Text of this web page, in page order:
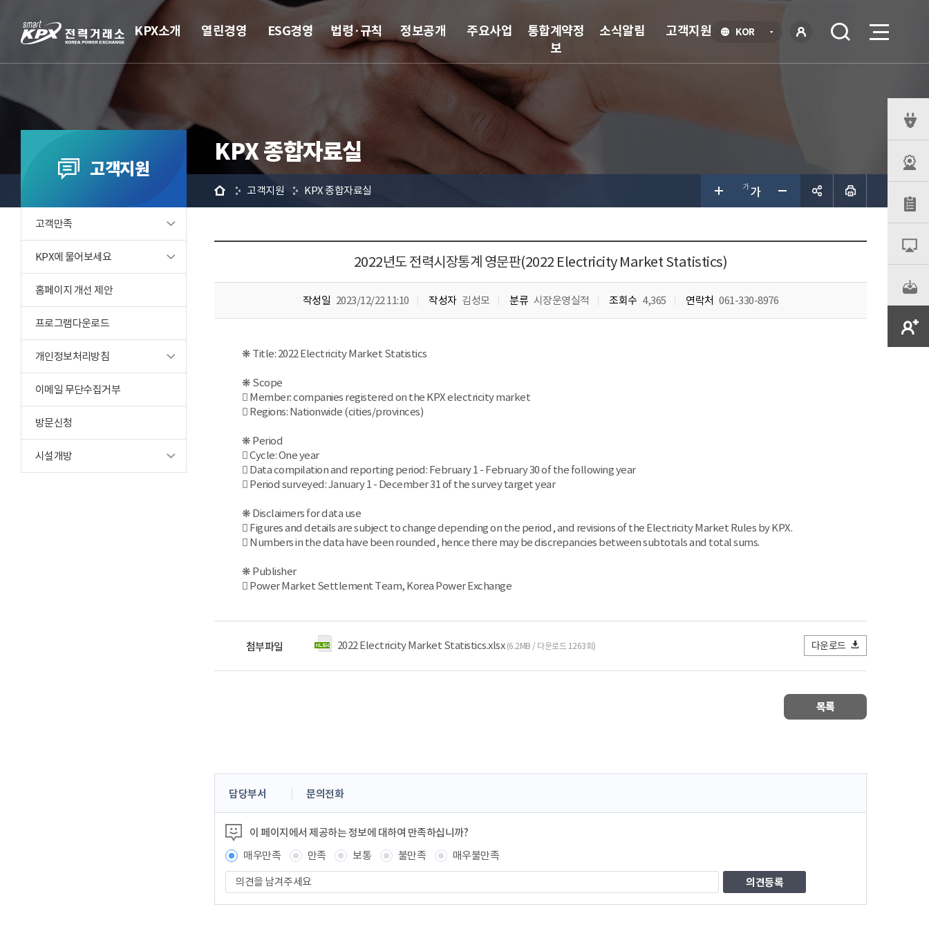
KOR언
그인
KPX소개 열린경영 ESG경영 법령·규칙 정보공개 주요사업
통합계약정
보
소식알림 고객지원
고객지원
고객만족
KPX에 물어보세요
홈페이지 개선 제안
프로그램다운로드
개인정보처리방침
이메일 무단수집거부
방문신청
시설개방
KPX 종합자료실
홈 고객지원 KPX 종합자료실
2022년도 전력시장통계 영문판(2022 Electricity Market Statistics)
작성일 2023/12/22 11:10 작성자 김성모 분류 시장운영실적 조회수 4,365 연락처 061-330-8976
❋ Title: 2022 Electricity Market Statistics
❋ Scope
 Member: companies registered on the KPX electricity market
 Regions: Nationwide (cities/provinces)
❋ Period
 Cycle: One year
 Data compilation and reporting period: February 1 - February 30 of the following year
 Period surveyed: January 1 - December 31 of the survey target year
❋ Disclaimers for data use
 Figures and details are subject to change depending on the period, and revisions of the Electricity Market Rules by KPX.
 Numbers in the data have been rounded, hence there may be discrepancies between subtotals and total sums.
❋ Publisher
 Power Market Settlement Team, Korea Power Exchange
첨부파일 2022 Electricity Market Statistics.xlsx (6.2MB / 다운로드 1263회) 다운로드
목록
콘
츠
정
보
책
임
자
담당부서 문의전화
이 페이지에서 제공하는 정보에 대하여 만족하십니까?
매우만족
만족 보통 불만족
매우불만족
견
을